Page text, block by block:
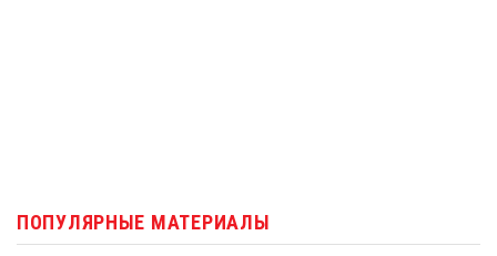
ПОПУЛЯРНЫЕ МАТЕРИАЛЫ